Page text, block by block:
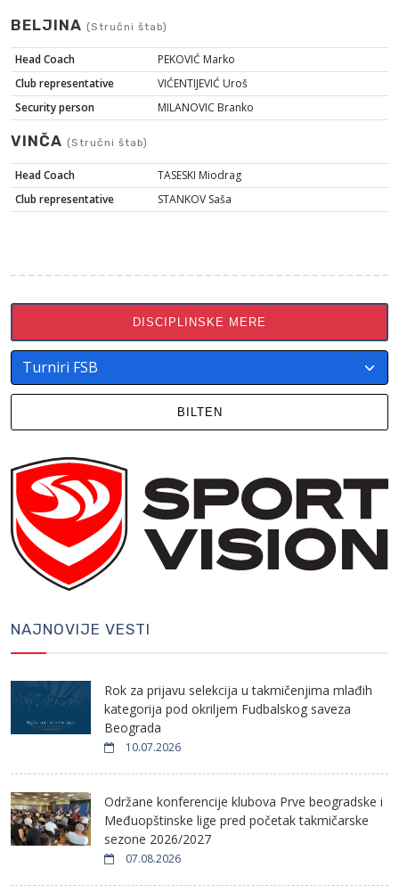
BELJINA (Stručni štab)
Head Coach
PEKOVIĆ Marko
Club representative
VIĆENTIJEVIĆ Uroš
Security person
MILANOVIC Branko
VINČA (Stručni štab)
Head Coach
TASESKI Miodrag
Club representative
STANKOV Saša
DISCIPLINSKE MERE
BILTEN
NAJNOVIJE VESTI
Rok za prijavu selekcija u takmičenjima mlađih
kategorija pod okriljem Fudbalskog saveza
Beograda
10.07.2026
Održane konferencije klubova Prve beogradske i
Međuopštinske lige pred početak takmičarske
sezone 2026/2027
07.08.2026